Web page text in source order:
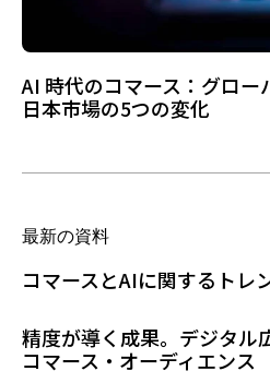
AI 時代のコマース：グロー
日本市場の5つの変化
最新の資料
コマースとAIに関するトレ
精度が導く成果。デジタル
コマース・オーディエンス